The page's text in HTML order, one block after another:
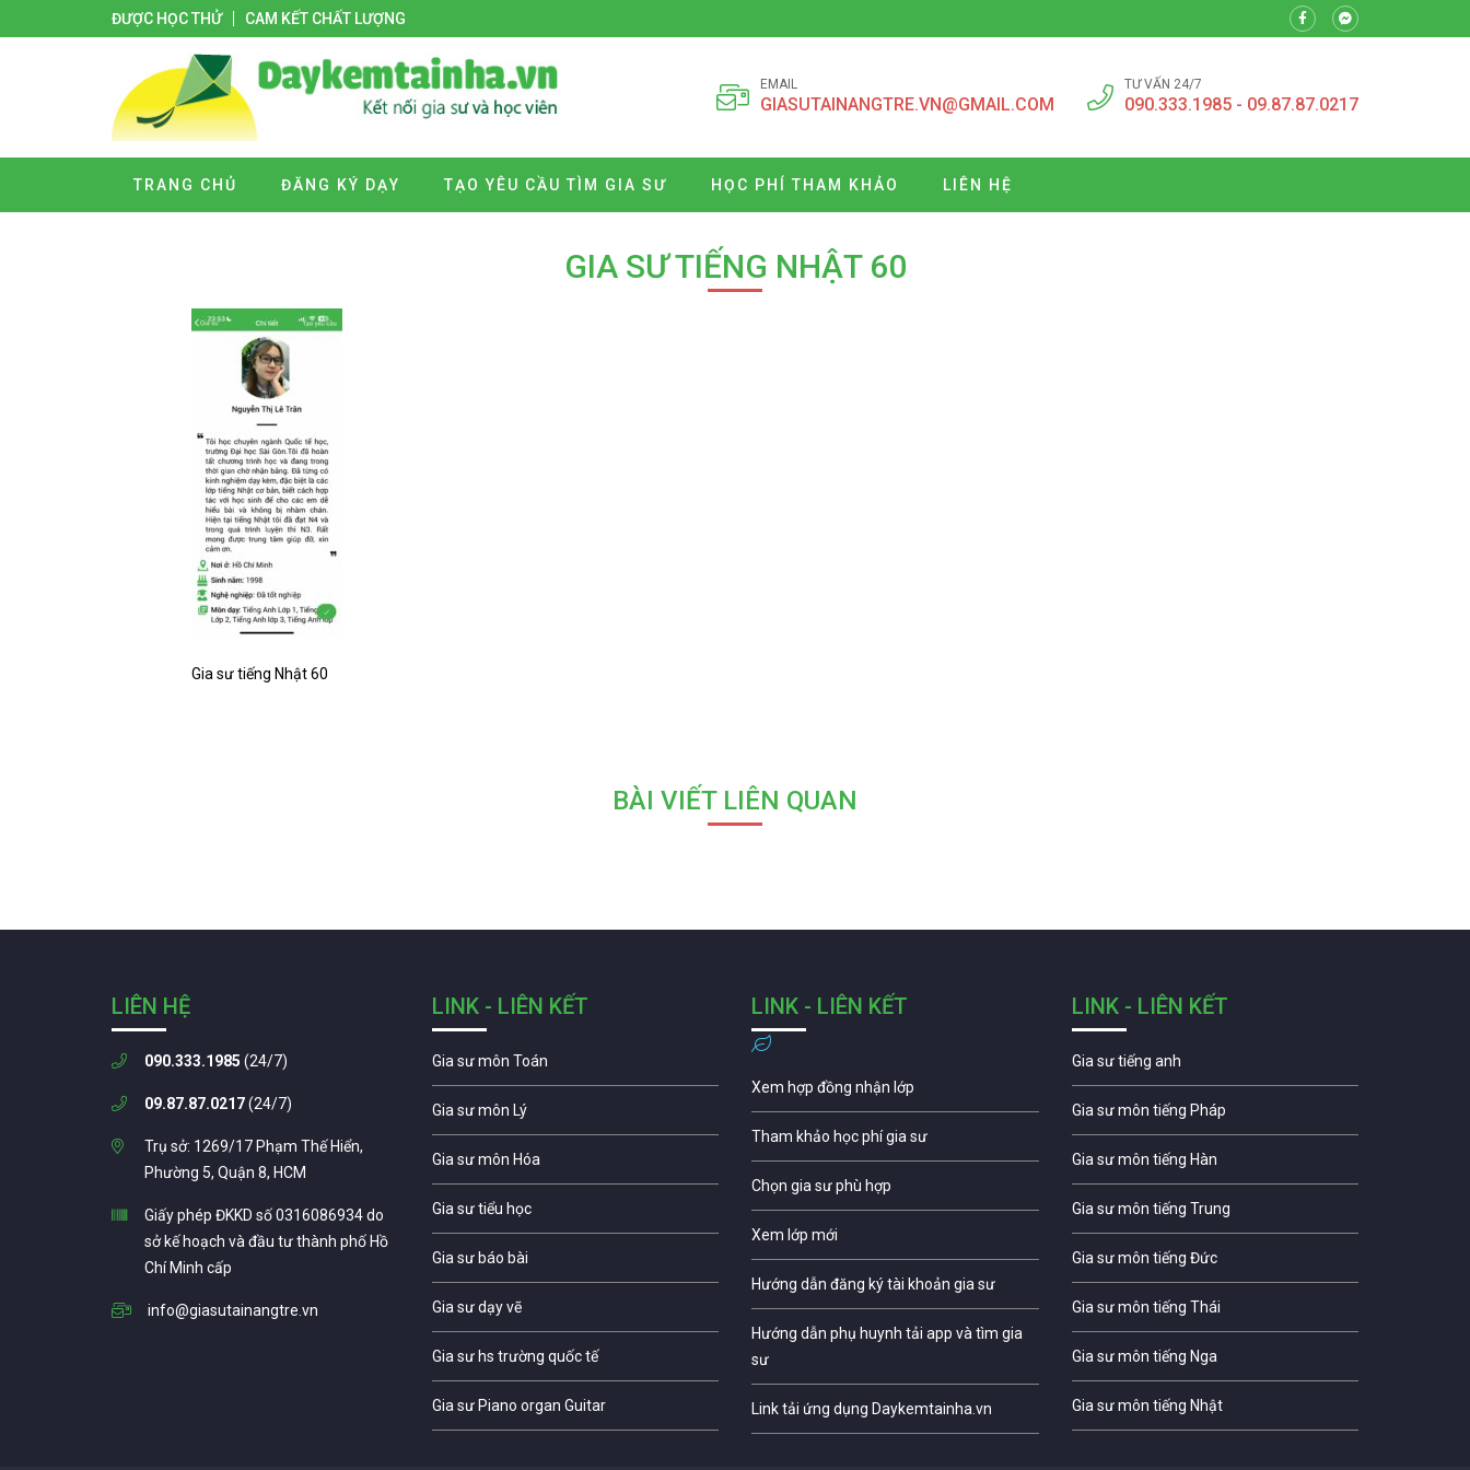
ĐƯỢC HỌC THỬ CAM KẾT CHẤT LƯỢNG
EMAIL
GIASUTAINANGTRE.VN@GMAIL.COM
TƯ VẤN 24/7
090.333.1985 - 09.87.87.0217
TRANG CHỦ ĐĂNG KÝ DẠY TẠO YÊU CẦU TÌM GIA SƯ HỌC PHÍ THAM KHẢO LIÊN HỆ
GIA SƯ TIẾNG NHẬT 60
Gia sư tiếng Nhật 60
BÀI VIẾT LIÊN QUAN
LIÊN HỆ
090.333.1985 (24/7)
09.87.87.0217(24/7)
Trụ sở: 1269/17 Phạm Thế Hiển,
Phường 5, Quận 8, HCM
Giấy phép ĐKKD số 0316086934 do
sở kế hoạch và đầu tư thành phố Hồ
Chí Minh cấp
info@giasutainangtre.vn
LINK - LIÊN KẾT
Gia sư môn Toán
Gia sư môn Lý
Gia sư môn Hóa
Gia sư tiểu học
Gia sư báo bài
Gia sư dạy vẽ
Gia sư hs trường quốc tế
Gia sư Piano organ Guitar
LINK - LIÊN KẾT
Xem hợp đồng nhận lớp
Tham khảo học phí gia sư
Chọn gia sư phù hợp
Xem lớp mới
Hướng dẫn đăng ký tài khoản gia sư
Hướng dẫn phụ huynh tải app và tìm gia
sư
Link tải ứng dụng Daykemtainha.vn
LINK - LIÊN KẾT
Gia sư tiếng anh
Gia sư môn tiếng Pháp
Gia sư môn tiếng Hàn
Gia sư môn tiếng Trung
Gia sư môn tiếng Đức
Gia sư môn tiếng Thái
Gia sư môn tiếng Nga
Gia sư môn tiếng Nhật